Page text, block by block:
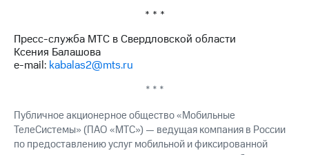
приобретения
Порядок
выкупа
облигаций
Описание
* * *
Пресс-служба МТС в Свердловской области
Ксения Балашова
e-mail: kabalas2@mts.ru
* * *
Публичное акционерное общество «Мобильные
ТелеСистемы» (ПАО «МТС») — ведущая компания в России
по предоставлению услуг мобильной и фиксированной